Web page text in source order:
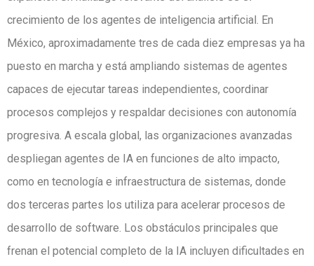
crecimiento de los agentes de inteligencia artificial. En
México, aproximadamente tres de cada diez empresas ya ha
puesto en marcha y está ampliando sistemas de agentes
capaces de ejecutar tareas independientes, coordinar
procesos complejos y respaldar decisiones con autonomía
progresiva. A escala global, las organizaciones avanzadas
despliegan agentes de IA en funciones de alto impacto,
como en tecnología e infraestructura de sistemas, donde
dos terceras partes los utiliza para acelerar procesos de
desarrollo de software. Los obstáculos principales que
frenan el potencial completo de la IA incluyen dificultades en